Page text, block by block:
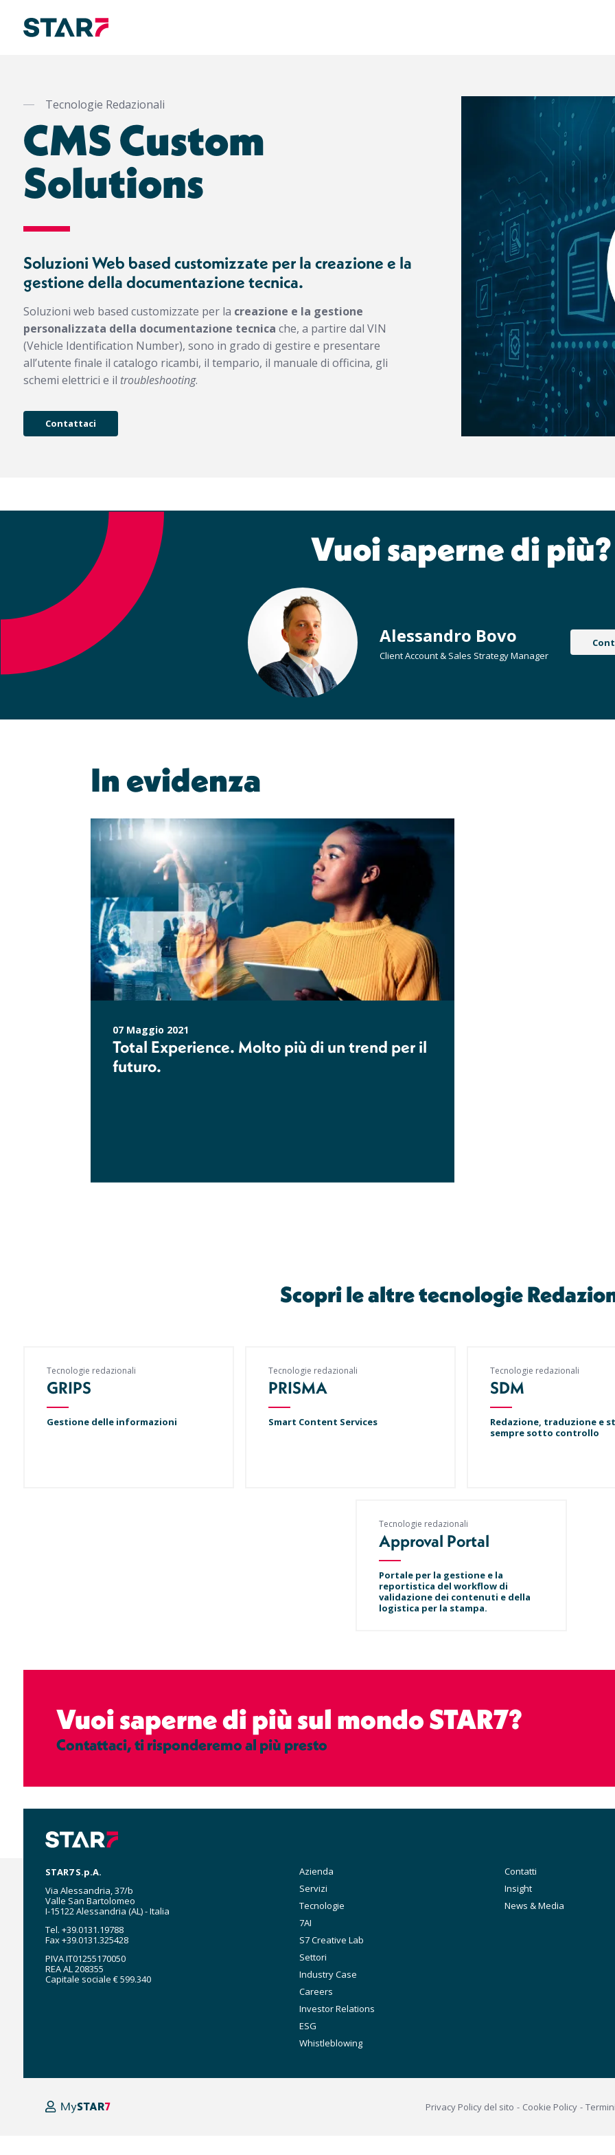
contenutoTecnologie Redazionali
CMS Custom
Solutions
Soluzioni Web based customizzate per la creazione e la
gestione della documentazione tecnica.
Soluzioni web based customizzate per la creazione e la gestione
personalizzata della documentazione tecnica che, a partire dal VIN
(Vehicle Identification Number), sono in grado di gestire e presentare
all’utente finale il catalogo ricambi, il tempario, il manuale di officina, gli
schemi elettrici e il troubleshooting.
Contattaci
Vuoi saperne di più?
Alessandro Bovo
Client Account & Sales Strategy Manager
In evidenza
07 Maggio 2021
Total Experience. Molto più di un trend per il
futuro.
Scopri le altre tecnologie
Tecnologie redazionali
GRIPS
Gestione delle informazioni
Tecnologie redazionali
PRISMA
Smart Content Services
Tecnologie redazionali
SDM
Redazione, traduzione e
sempre sotto controllo
Tecnologie redazionali
Approval Portal
Portale per la gestione e la
reportistica del workflow di
validazione dei contenuti e della
logistica per la stampa.
Vuoi saperne di più sul mondo STAR7?
Contattaci, ti risponderemo al più presto
STAR7 S.p.A.
Via Alessandria, 37/b
Valle San Bartolomeo
I-15122 Alessandria (AL) - Italia
Tel. +39.0131.19788
Fax +39.0131.325428
PIVA IT01255170050
REA AL 208355
Capitale sociale € 599.340
Main
Azienda
Servizi
Tecnologie
7AI
S7 Creative Lab
Settori
Industry Case
Careers
Investor Relations
ESG
Whistleblowing
Secondary
Contatti
Insight
News & Media
MyStar7
Privacy Policy del sito
Cookie Policy Termini